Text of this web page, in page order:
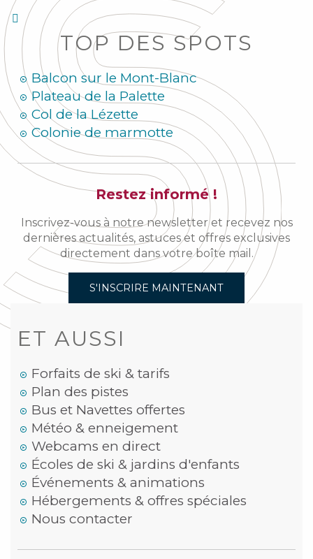
TOP DES SPOTS
Balcon sur le Mont-Blanc
Plateau de la Palette
Col de la Lézette
Colonie de marmotte
Restez informé !
Inscrivez-vous à notre newsletter et recevez nos
dernières actualités, astuces et offres exclusives
directement dans votre boîte mail.
S'INSCRIRE MAINTENANT
ET AUSSI
Forfaits de ski & tarifs
Plan des pistes
Bus et Navettes offertes
Météo & enneigement
Webcams en direct
Écoles de ski & jardins d'enfants
Événements & animations
Hébergements & offres spéciales
Nous contacter